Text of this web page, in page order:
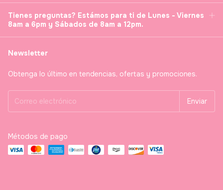
Tienes preguntas? Estámos para ti de Lunes - Viernes
8am a 6pm y Sábados de 8am a 12pm.
Newsletter
Obtenga lo último en tendencias, ofertas y promociones.
Métodos de pago